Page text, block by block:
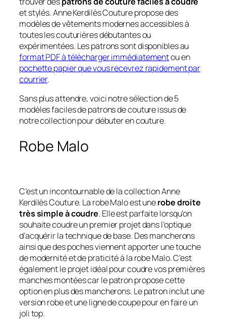
et stylés. Anne Kerdilès Couture propose des
modèles de vêtements modernes accessibles à
toutes les couturières débutantes ou
expérimentées. Les patrons sont disponibles au
format PDF à télécharger immédiatementou en
pochette papier que vous recevrez rapidement par
courrier.
Sans plus attendre, voici notre sélection de 5
modèles faciles de patrons de couture issus de
notre collection pour débuter en couture.
Robe Malo
C’est un incontournable de la collection Anne
Kerdilès Couture. La robe Malo est unerobe droite
très simple à coudre. Elle est parfaite lorsqu’on
souhaite coudre un premier projet dans l’optique
d’acquérir la technique de base. Des mancherons
ainsi que des poches viennent apporter une touche
de modernité et de praticité à la robe Malo. C’est
également le projet idéal pour coudre vos premières
manches montées car le patron propose cette
option en plus des mancherons. Le patron inclut une
version robe et une ligne de coupe pour en faire un
joli top.